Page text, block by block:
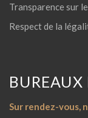
Transparence sur
Respect de la
BUREAUX
Sur rendez-vous,